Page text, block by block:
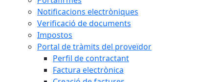
Notificacions electròniques
Verificació de documents
Impostos
Portal de tràmits del proveïdor
Perfil de contractant
Factura electrònica